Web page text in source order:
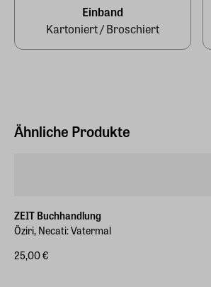
Einband
Kartoniert / Broschiert
Ähnliche Produkte
ZEIT Buchhandlung
Öziri, Necati: Vatermal
25,00 €